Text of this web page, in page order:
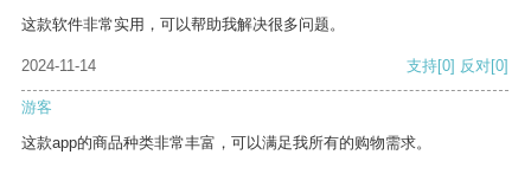
这款软件非常实用，可以帮助我解决很多问题。
2024-11-14 支持[0] 反对[0]
游客
这款app的商品种类非常丰富，可以满足我所有的购物需求。